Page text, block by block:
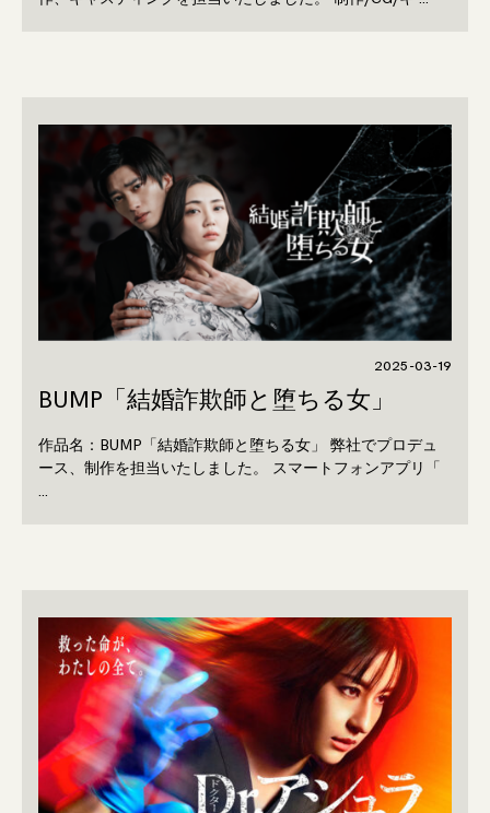
2025-03-19
BUMP「結婚詐欺師と堕ちる女」
作品名：BUMP「結婚詐欺師と堕ちる女」 弊社でプロデュ
ース、制作を担当いたしました。 スマートフォンアプリ「
…